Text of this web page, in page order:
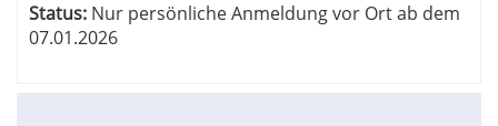
Status: Nur persönliche Anmeldung vor Ort ab dem
07.01.2026